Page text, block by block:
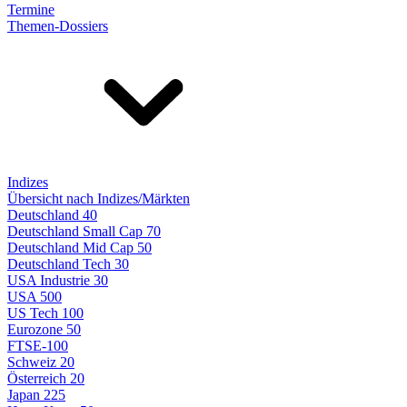
Termine
Themen-Dossiers
Indizes
Übersicht nach Indizes/Märkten
Deutschland 40
Deutschland Small Cap 70
Deutschland Mid Cap 50
Deutschland Tech 30
USA Industrie 30
USA 500
US Tech 100
Eurozone 50
FTSE-100
Schweiz 20
Österreich 20
Japan 225